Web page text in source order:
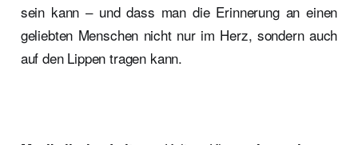
sein kann – und dass man die Erinnerung an einen
geliebten Menschen nicht nur im Herz, sondern auch
auf den Lippen tragen kann.